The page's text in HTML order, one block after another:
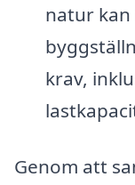
natur kan
krav,
Genom att